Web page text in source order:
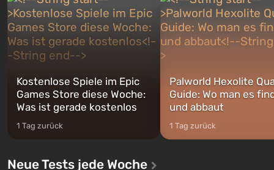
Franklin, zwischen denen Sie
jederzeit...
auf Amerika geöffnet wird.
Kostenlose Spiele im Epic
Games Store diese Woche:
Was ist gerade kostenlos
1 Tag zurück
Palworld Hexolite
Guide: Wo man es
und abbaut
1 Tag zurück
Neue Tests jede Woche